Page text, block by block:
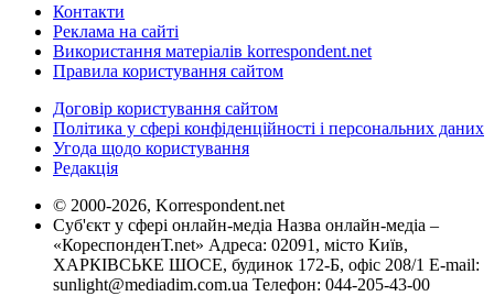
Контакти
Реклама на сайті
Використання матеріалів korrespondent.net
Правила користування сайтом
Договір користування сайтом
Політика у сфері конфіденційності і персональних даних
Угода щодо користування
Редакція
© 2000-2026, Korrespondent.net
Суб'єкт у сфері онлайн-медіа Назва онлайн-медіа –
«КореспонденТ.net» Адреса: 02091, місто Київ,
ХАРКІВСЬКЕ ШОСЕ, будинок 172-Б, офіс 208/1 E-mail:
sunlight@mediadim.com.ua Телефон: 044-205-43-00